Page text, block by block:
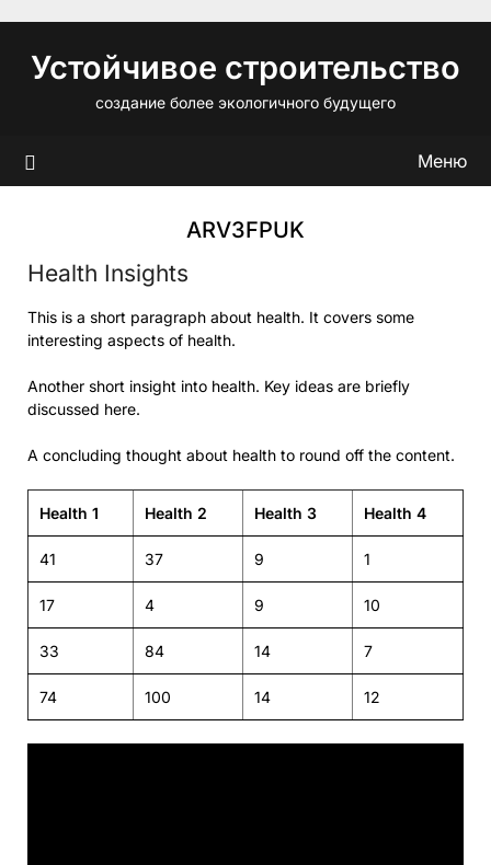
содержимому
Устойчивое строительство
создание более экологичного будущего
Меню
ARV3FPUK
Health Insights
This is a short paragraph about health. It covers some
interesting aspects of health.
Another short insight into health. Key ideas are briefly
discussed here.
A concluding thought about health to round off the content.
Health 1 Health 2 Health 3 Health 4
41 37 9 1
17 4 9 10
33 84 14 7
74 100 14 12